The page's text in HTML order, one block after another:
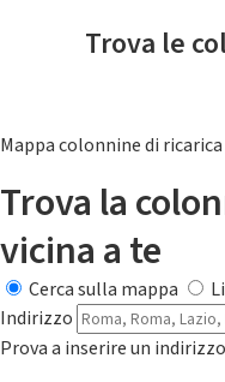
Trova le
Mappa colonnine di
Trova la
vicina a te
Cerca sulla mappa
Indirizzo
Prova a inserire un